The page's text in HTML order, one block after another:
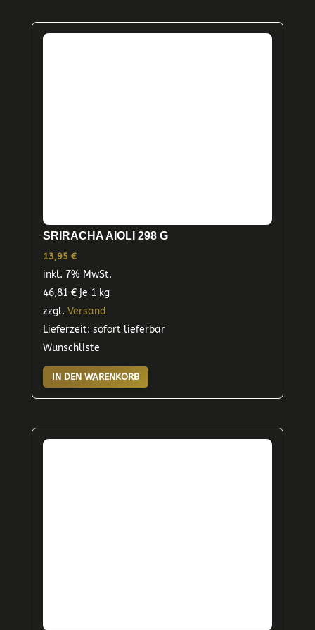
SRIRACHA AIOLI 298 G
13,95 €
inkl. 7% MwSt.
46,81 €je 1 kg
zzgl. Versand
Lieferzeit: sofort lieferbar
Wunschliste
IN DEN WARENKORB